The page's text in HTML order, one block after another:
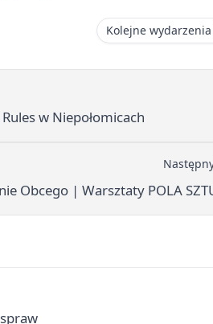
Kolejne wydarzenia
w Niepołomicach
Obcego | Warsztaty POLA